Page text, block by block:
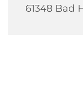
61348 Bad